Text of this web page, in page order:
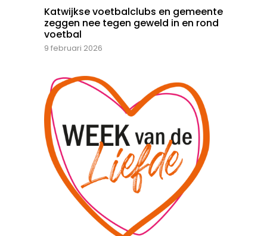
Katwijkse voetbalclubs en gemeente
zeggen nee tegen geweld in en rond
voetbal
9 februari 2026